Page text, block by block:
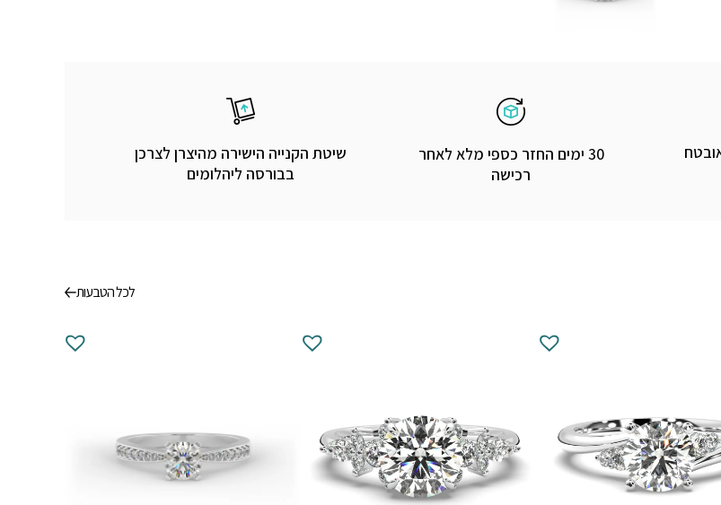
שיטת הקנייה הישירה מהיצרן לצרכן
בבורסה ליהלומים
30 ימים החזר כספי מלא לאחר
רכישה
לכל הטבעות